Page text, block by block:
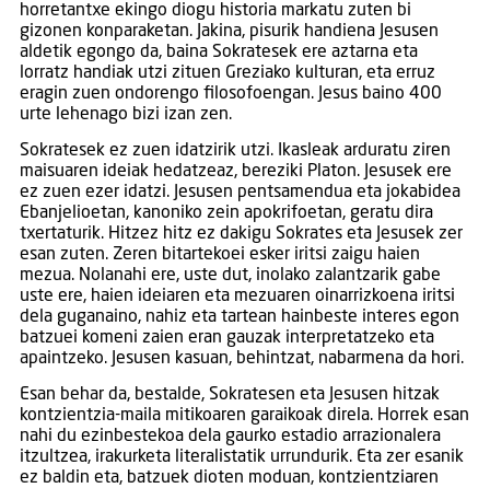
horretantxe ekingo diogu historia markatu zuten bi
gizonen konparaketan. Jakina, pisurik handiena Jesusen
aldetik egongo da, baina Sokratesek ere aztarna eta
lorratz handiak utzi zituen Greziako kulturan, eta erruz
eragin zuen ondorengo filosofoengan. Jesus baino 400
urte lehenago bizi izan zen.
Sokratesek ez zuen idatzirik utzi. Ikasleak arduratu ziren
maisuaren ideiak hedatzeaz, bereziki Platon. Jesusek ere
ez zuen ezer idatzi. Jesusen pentsamendua eta jokabidea
Ebanjelioetan, kanoniko zein apokrifoetan, geratu dira
txertaturik. Hitzez hitz ez dakigu Sokrates eta Jesusek zer
esan zuten. Zeren bitartekoei esker iritsi zaigu haien
mezua. Nolanahi ere, uste dut, inolako zalantzarik gabe
uste ere, haien ideiaren eta mezuaren oinarrizkoena iritsi
dela guganaino, nahiz eta tartean hainbeste interes egon
batzuei komeni zaien eran gauzak interpretatzeko eta
apaintzeko. Jesusen kasuan, behintzat, nabarmena da hori.
Esan behar da, bestalde, Sokratesen eta Jesusen hitzak
kontzientzia-maila mitikoaren garaikoak direla. Horrek esan
nahi du ezinbestekoa dela gaurko estadio arrazionalera
itzultzea, irakurketa literalistatik urrundurik. Eta zer esanik
ez baldin eta, batzuek dioten moduan, kontzientziaren